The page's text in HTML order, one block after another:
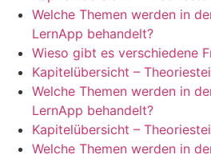
Welche Themen werden in
LernApp behandelt?
Wieso gibt es verschiedene
Kapitelübersicht –
Welche Themen werden in
LernApp behandelt?
Kapitelübersicht –
Welche Themen werden in